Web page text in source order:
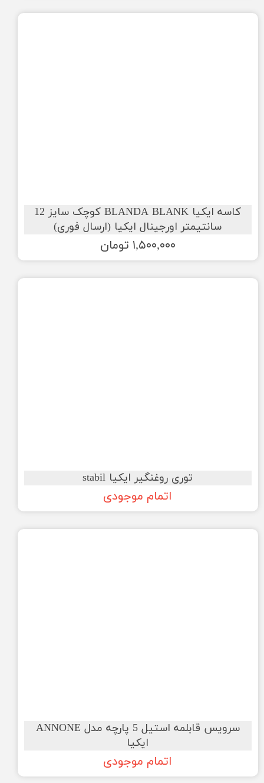
کاسه ایکیا BLANDA BLANK کوچک سایز 12
سانتیمتر اورجینال ایکیا (ارسال فوری)
۱,۵۰۰,۰۰۰ تومان
توری روغنگیر ایکیا stabil
اتمام موجودی
سرویس قابلمه استیل 5 پارچه مدل ANNONE
ایکیا
اتمام موجودی